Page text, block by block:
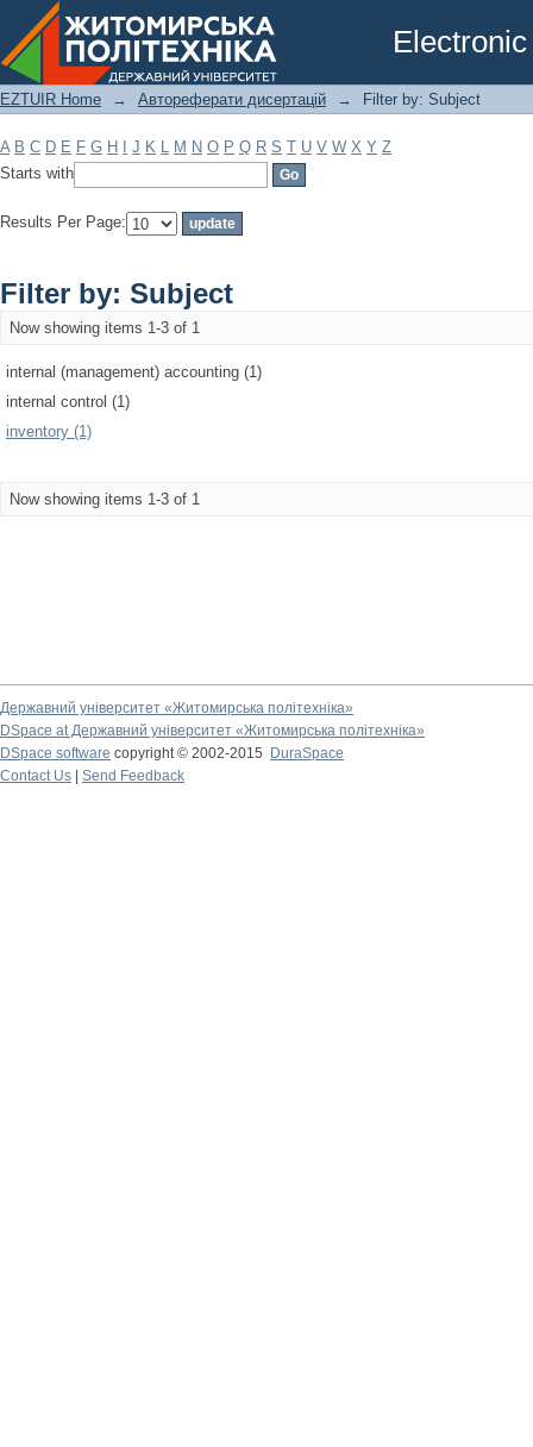
Filter by: Subject
EZTUIR Home → Автореферати дисертацій → Filter by: Subject
A B C D E F G H J K L M N O P Q R S T U V W X Y Z
Starts with
Results Per Page:
Filter by: Subject
Now showing items 1-3 of 1
internal (management) accounting (1)
internal control (1)
inventory (1)
Now showing items 1-3 of 1
Державний університет «Житомирська політехніка»
DSpace at Державний університет «Житомирська політехніка»
DSpace software copyright © 2002-2015
DuraSpace
Contact Us
Send Feedback